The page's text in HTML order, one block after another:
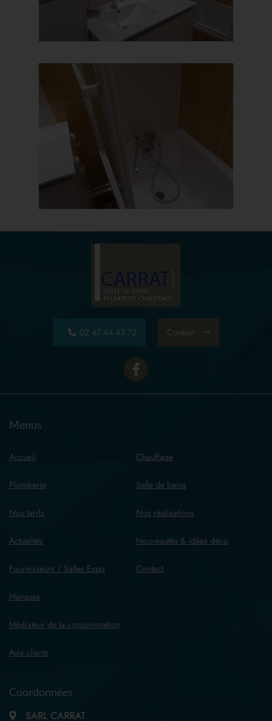
02 47 44 43 72 Contact
Menus
Accueil Chauffage
Plomberie Salle de bains
Nos tarifs Nos réalisations
Actualités Nouveautés & idées déco
Fournisseurs / Salles Expo
Marques
Médiateur de la consommation
Contact
Avis clients
Coordonnées
SARL CARRAT